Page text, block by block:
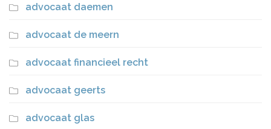
advocaat daemen
advocaat de meern
advocaat financieel recht
advocaat geerts
advocaat glas